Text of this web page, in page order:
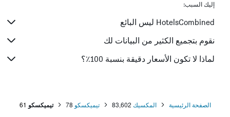
إليك السبب:
HotelsCombined ليس البائع
نقوم بتجميع الكثير من البيانات لك
لماذا لا تكون الأسعار دقيقة بنسبة 100٪؟
الصفحة الرئيسية المكسيك 83,602 تيميكسكو 78 تيميكسكو 61